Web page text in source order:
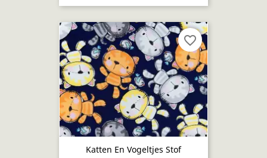
Katten En Vogeltjes Stof
favorite_border